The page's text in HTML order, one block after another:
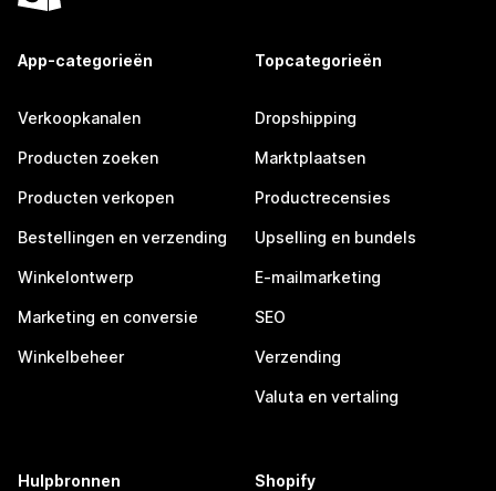
App-categorieën
Verkoopkanalen
Producten zoeken
Producten verkopen
Bestellingen en verzending
Winkelontwerp
Marketing en conversie
Winkelbeheer
Topcategorieën
Dropshipping
Marktplaatsen
Productrecensies
Upselling en bundels
E-mailmarketing
SEO
Verzending
Valuta en vertaling
Hulpbronnen Shopify